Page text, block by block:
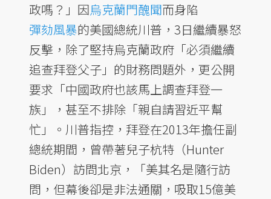
政嗎？」因烏克蘭門醜聞而身陷
彈劾風暴的美國總統川普，3日繼續暴怒
反擊，除了堅持烏克蘭政府「必須繼續
追查拜登父子」的財務問題外，更公開
要求「中國政府也該馬上調查拜登一
族」，甚至不排除「親自請習近平幫
忙」。川普指控，拜登在2013年擔任副
總統期間，曾帶著兒子杭特（Hunter
Biden）訪問北京，「美其名是隨行訪
問，但幕後卻是非法通關，吸取15億美